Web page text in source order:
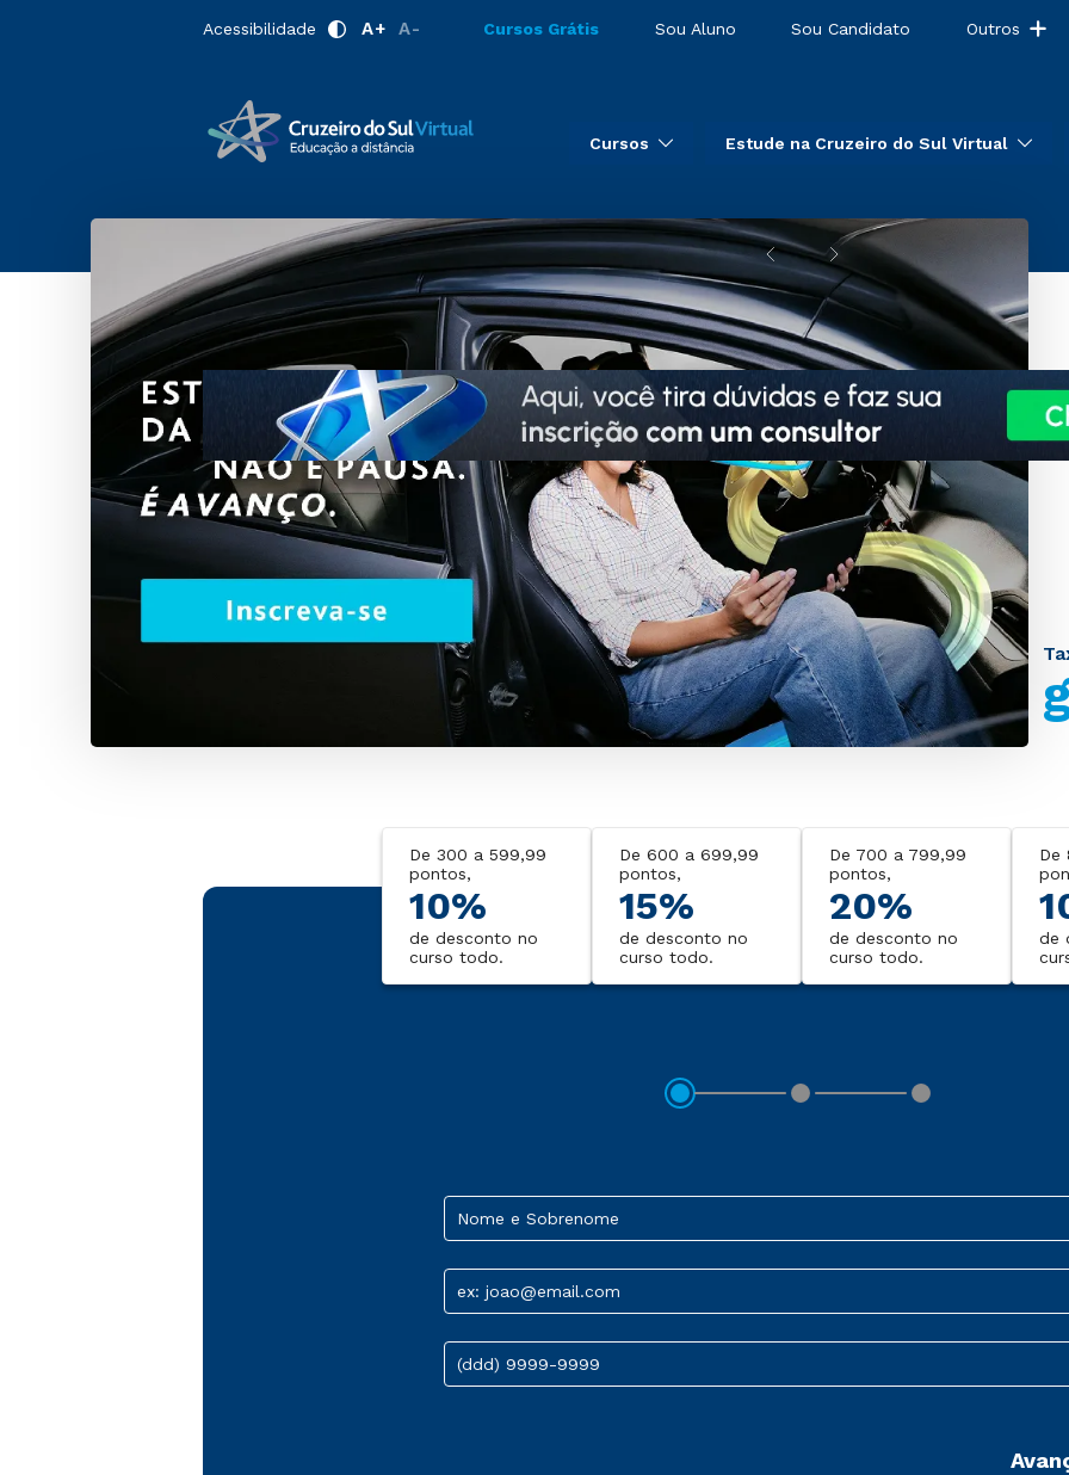
Acessibilidade A+ A- Cursos Grátis Sou Aluno Sou Candidato Outros
Cursos Estude na Cruzeiro do Sul Virtual
Informe sua nota do Enem e
descubra qual será o seu
De 300 a 599,99
pontos,
10%
de desconto no
curso todo.
De 600 a 699,99
pontos,
15%
de desconto no
curso todo.
De 700 a 799,99
pontos,
20%
de desconto no
curso todo.
De
de
Nome e Sobrenome
ex: joao@email.com
(ddd) 9999-9999